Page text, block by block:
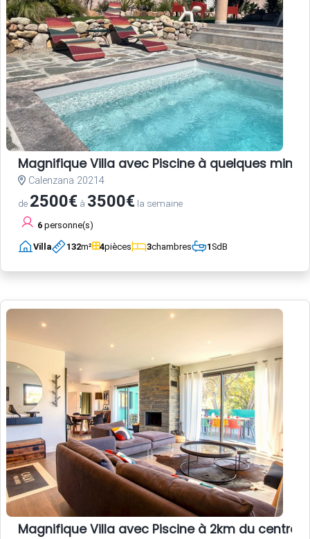
Magnifique Villa avec Piscine à quelques
Calenzana 20214
de 2500€ à 3500€ la semaine
6 personne(s)
Villa 132m² 4pièces 3chambres 1SdB
Magnifique Villa avec Piscine à 2km du centre-